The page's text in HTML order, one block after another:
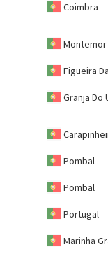
Coimbra
Figueira
Granja Do
Pombal
Pombal
Portugal
Marinha